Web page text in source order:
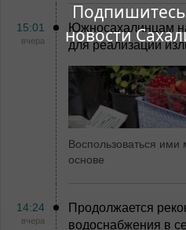
новости
15:01
вчера
Южносахалинцам
для реализации
Воспользоваться
основе
14:24
вчера
Продолжается
водоснабжения в